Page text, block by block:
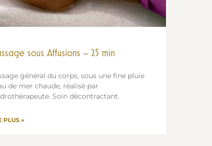
sous Affusions – 25 min
général du corps, sous une fine pluie
de mer chaude, réalisé par
Soin décontractant.
PLUS »